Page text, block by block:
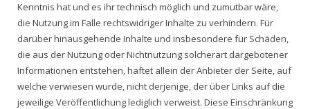
Kenntnis hat und es ihr technisch möglich und zumutbar wäre,
die Nutzung im Falle rechtswidriger Inhalte zu verhindern. Für
darüber hinausgehende Inhalte und insbesondere für Schäden,
die aus der Nutzung oder Nichtnutzung solcherart dargebotener
Informationen entstehen, haftet allein der Anbieter der Seite, auf
welche verwiesen wurde, nicht derjenige, der über Links auf die
jeweilige Veröffentlichung lediglich verweist. Diese Einschränkung